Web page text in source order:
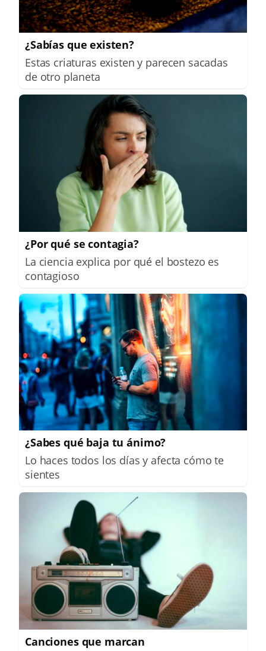
¿Sabías que existen?
Estas criaturas existen y parecen sacadas
de otro planeta
¿Por qué se contagia?
La ciencia explica por qué el bostezo es
contagioso
¿Sabes qué baja tu ánimo?
Lo haces todos los días y afecta cómo te
sientes
Canciones que marcan